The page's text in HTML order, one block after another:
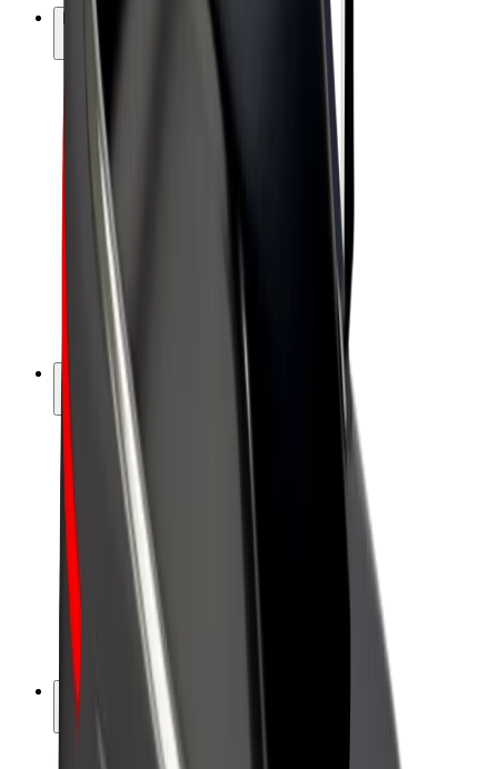
Produkter
Turer
Sparkesykler
Bolt Market
Bolt Food
Bolt Drive
Bolt for Business
El-sykler
Bolt Pluss
Tjen med Bolt
Sjåfører
Sjåførinntekter
Leveringsbud
Inntekter for leveringsbud
Bolt Food-partnere
Franchiser
Bedrift
Karrierer